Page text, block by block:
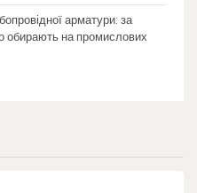
арматури: за
обирають на промислових